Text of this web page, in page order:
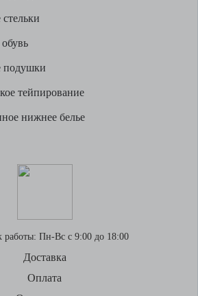
подушки
тейпирование
нижнее белье
работы: Пн-Вс с 9:00 до 18:00
Доставка
Оплата